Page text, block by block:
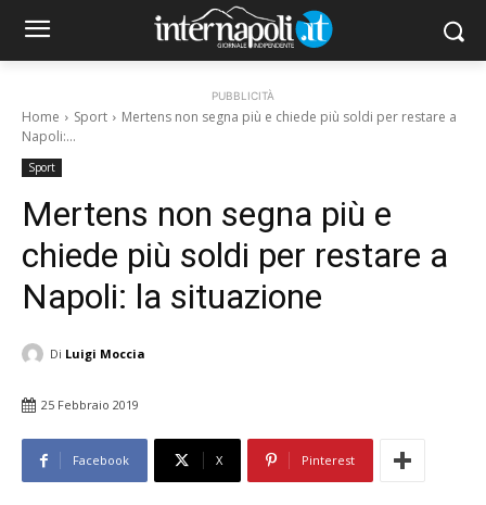
PUBBLICITÀ
Home Sport
Mertens non segna più e chiede più soldi per restare a
Napoli:...
Sport
Mertens non segna più e
chiede più soldi per restare a
Napoli: la situazione
Di Luigi Moccia
25 Febbraio 2019
Facebook X Pinterest